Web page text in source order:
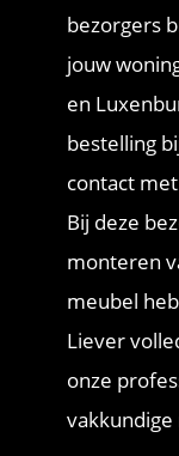
bezorgers
jouw
en
bestelling
contact
Bij deze
monteren
meubel
Liever
onze